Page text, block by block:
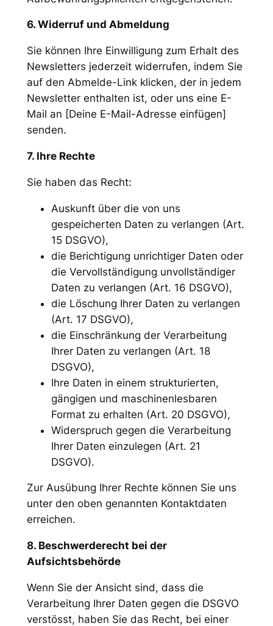
6. Widerruf und Abmeldung
Sie können Ihre Einwilligung zum Erhalt des
Newsletters jederzeit widerrufen, indem Sie
auf den Abmelde-Link klicken, der in jedem
Newsletter enthalten ist, oder uns eine E-
Mail an [Deine E-Mail-Adresse einfügen]
senden.
7. Ihre Rechte
Sie haben das Recht:
Auskunft über die von uns
gespeicherten Daten zu verlangen (Art.
15 DSGVO),
die Berichtigung unrichtiger Daten oder
die Vervollständigung unvollständiger
Daten zu verlangen (Art. 16 DSGVO),
die Löschung Ihrer Daten zu verlangen
(Art. 17 DSGVO),
die Einschränkung der Verarbeitung
Ihrer Daten zu verlangen (Art. 18
DSGVO),
Ihre Daten in einem strukturierten,
gängigen und maschinenlesbaren
Format zu erhalten (Art. 20 DSGVO),
Widerspruch gegen die Verarbeitung
Ihrer Daten einzulegen (Art. 21
DSGVO).
Zur Ausübung Ihrer Rechte können Sie uns
unter den oben genannten Kontaktdaten
erreichen.
8. Beschwerderecht bei der
Aufsichtsbehörde
Wenn Sie der Ansicht sind, dass die
Verarbeitung Ihrer Daten gegen die DSGVO
verstösst, haben Sie das Recht, bei einer